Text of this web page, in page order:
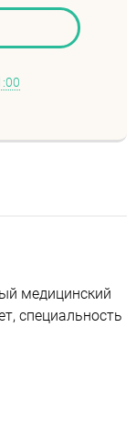
медицинский
специальность